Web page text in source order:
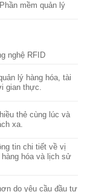
Phần mềm quản lý
nghệ RFID
lý hàng hóa, tài
gian thực.
thẻ cùng lúc và
xa.
tin chi tiết về vị
hóa và lịch sử
do yêu cầu đầu tư